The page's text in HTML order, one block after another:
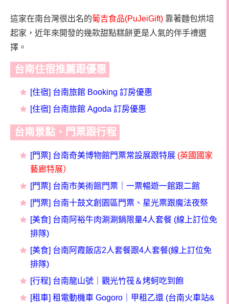
這家在南台灣很出名的葡吉食品(PuJeiGift) 靠著麵包烘培
起家，近年來開發的幾款甜點糕餅更是人氣的伴手禮選
擇。
台南住宿推薦跟優惠
[住宿] 台南旅館 Booking 訂房優惠
[住宿] 台南旅館 Agoda 訂房優惠
台南景點、門票跟行程
[門票] 台南奇美博物館門票常設展跟特展 (英國國家
藝廊特展）
[門票] 台南市美術館門票｜一票暢遊一館跟二館
[門票] 台南十鼓文創園區門票、星光票跟魔法夜祭
[美食] 台南阿裕牛肉涮涮鍋限量4人套餐 (線上訂位免
排隊)
[美食] 台南阿霞飯店2人套餐跟4人套餐(線上訂位免
排隊)
[行程] 台南龍山號｜觀光竹筏＆烤蚵吃到飽
[租車] 租電動機車 Gogoro｜甲租乙還 (台南火車站&